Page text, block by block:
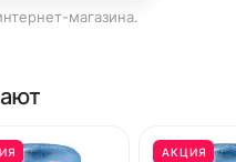
магазина.
АКЦИЯ